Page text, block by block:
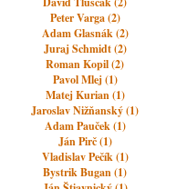
Peter Varga (2)
Adam Glasnák (2)
Juraj Schmidt (2)
Roman Kopil (2)
Pavol Mlej (1)
Matej Kurian (1)
Jaroslav Nižňanský (1)
Adam Pauček (1)
Ján Pirč (1)
Vladislav Pečík (1)
Bystrik Bugan (1)